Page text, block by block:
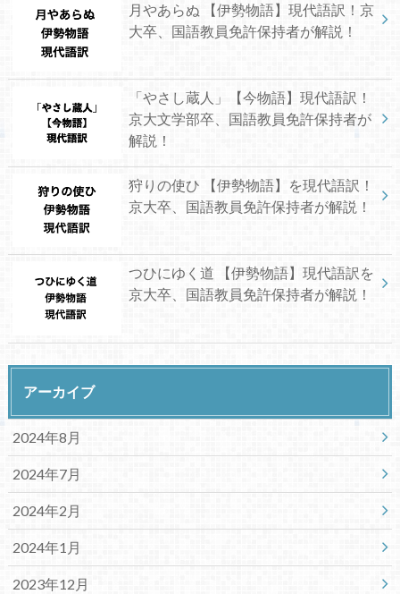
月やあらぬ 【伊勢物語】現代語訳！京
大卒、国語教員免許保持者が解説！
「やさし蔵人」【今物語】現代語訳！
京大文学部卒、国語教員免許保持者が
解説！
狩りの使ひ 【伊勢物語】を現代語訳！
京大卒、国語教員免許保持者が解説！
つひにゆく道 【伊勢物語】現代語訳を
京大卒、国語教員免許保持者が解説！
アーカイブ
2024年8月
2024年7月
2024年2月
2024年1月
2023年12月